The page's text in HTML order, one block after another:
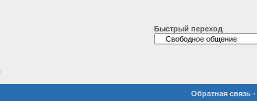
Быстрый переход
Обратная связь -